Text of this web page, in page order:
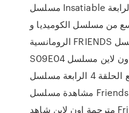
مسلسل Insatiable مشاهدة وتحميل الحلقة4 الرابعة
9 التاسع من مسلسل الكوميديا و
الرومانسية FRIENDS مترجمة مسلسل FRIENDS
S09E04 مترجم كامل اون لاين مسلسل Friends
الموسم التاسع الحلقة 4 الرابعة مسلسل Get Shorty
مشاهدة مسلسل Friends الموسم الرابع الحلقة 4
مترجمة اون لاين شاهد Friends الحلقة 4 من..